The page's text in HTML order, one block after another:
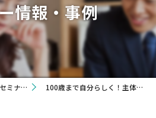
情報・事例
セミナー情報・事例 100歳まで自分らしく！主体的な暮らしを支えるライフプランの考え方